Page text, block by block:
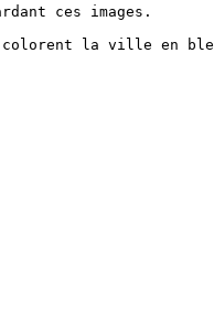
ces images.
la ville en